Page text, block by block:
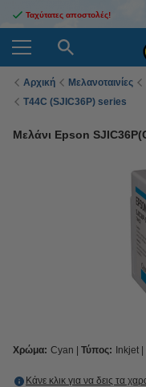
Ταχύτατες αποστολές!
Αρχική Μελανοταινίες
T44C (SJIC36P) series
Μελάνι Epson
Χρώμα: Cyan Τύπος: Inkjet
Κάνε κλικ για να δεις τα